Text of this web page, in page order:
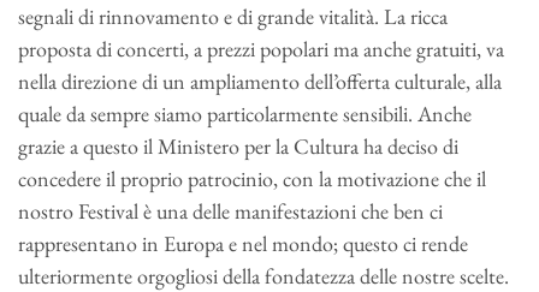
segnali di rinnovamento e di grande vitalità. La ricca
proposta di concerti, a prezzi popolari ma anche gratuiti, va
nella direzione di un ampliamento dell’offerta culturale, alla
quale da sempre siamo particolarmente sensibili. Anche
grazie a questo il Ministero per la Cultura ha deciso di
concedere il proprio patrocinio, con la motivazione che il
nostro Festival è una delle manifestazioni che ben ci
rappresentano in Europa e nel mondo; questo ci rende
ulteriormente orgogliosi della fondatezza delle nostre scelte.